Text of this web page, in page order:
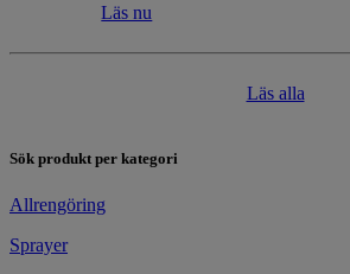
Läs nu
​Läs alla
​Sök produkt per kategori
​Allrengöring
Sprayer